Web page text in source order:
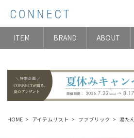
ITEM BRAND ABOUT
HOME アイテムリスト ファブリック 湯た